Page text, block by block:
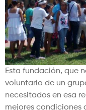
Esta fundación, que
voluntario de un
necesitados en esa
mejores condiciones